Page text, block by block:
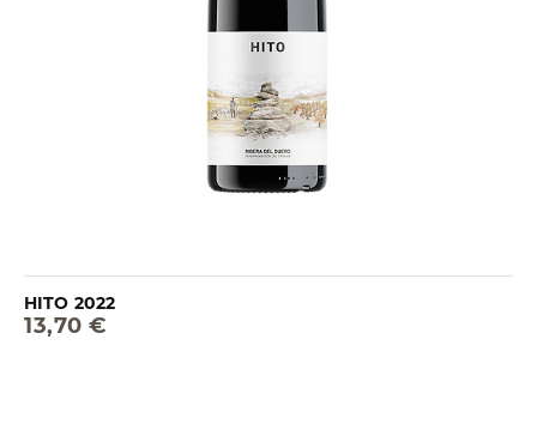
HITO 2022
13,70 €